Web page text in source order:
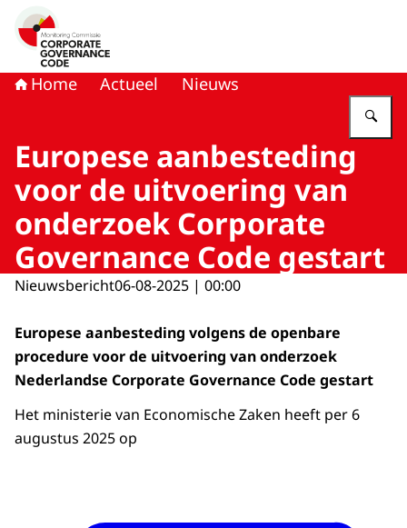
Naar de homepage van Monitoring Commissie
Home Actueel Nieuws
Europese aanbesteding
voor de uitvoering van
onderzoek Corporate
Governance Code gestart
Nieuwsbericht06-08-2025 | 00:00
Europese aanbesteding volgens de openbare
procedure voor de uitvoering van onderzoek
Nederlandse Corporate Governance Code gestart
Het ministerie van Economische Zaken heeft per 6
augustus 2025 op